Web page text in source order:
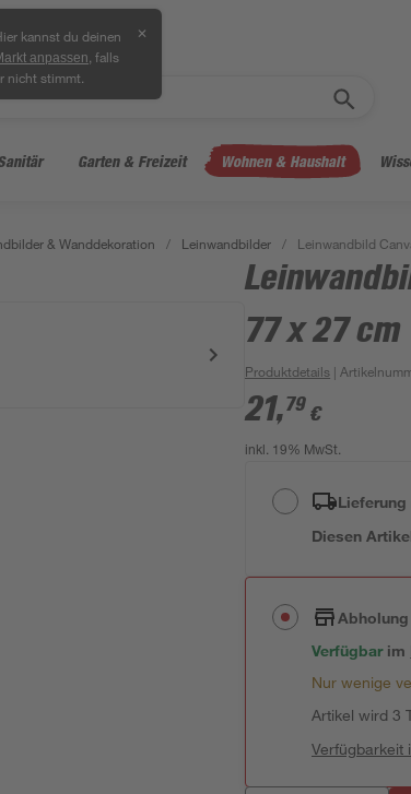
kannst du deinen
anpassen , falls
nicht stimmt.
✕
Garten & Freizeit Wohnen & Haushalt
& Wanddekoration / Leinwandbilder / Leinwandbild
77 x 27 cm
Produktdetails |
21,79 €
inkl. 19% MwSt.
Lieferung
Diesen
Verfügbar im
Nur wenige
Artikel wird 3
Verfügbarkeit